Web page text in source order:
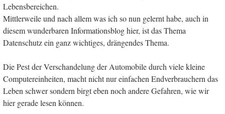
Lebensbereichen.
Mittlerweile und nach allem was ich so nun gelernt habe, auch in
diesem wunderbaren Informationsblog hier, ist das Thema
Datenschutz ein ganz wichtiges, drängendes Thema.
Die Pest der Verschandelung der Automobile durch viele kleine
Computereinheiten, macht nicht nur einfachen Endverbrauchern das
Leben schwer sondern birgt eben noch andere Gefahren, wie wir
hier gerade lesen können.